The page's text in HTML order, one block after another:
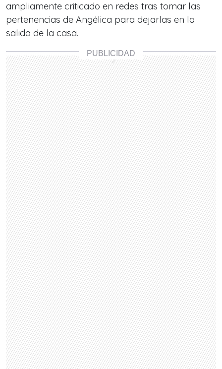
ampliamente criticado en redes tras tomar las
pertenencias de Angélica para dejarlas en la
salida de la casa.